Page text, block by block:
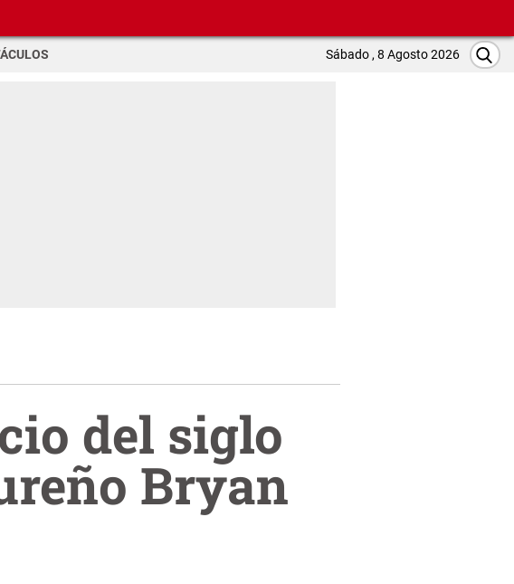
Sábado , 8 Agosto 2026
del siglo
Bryan